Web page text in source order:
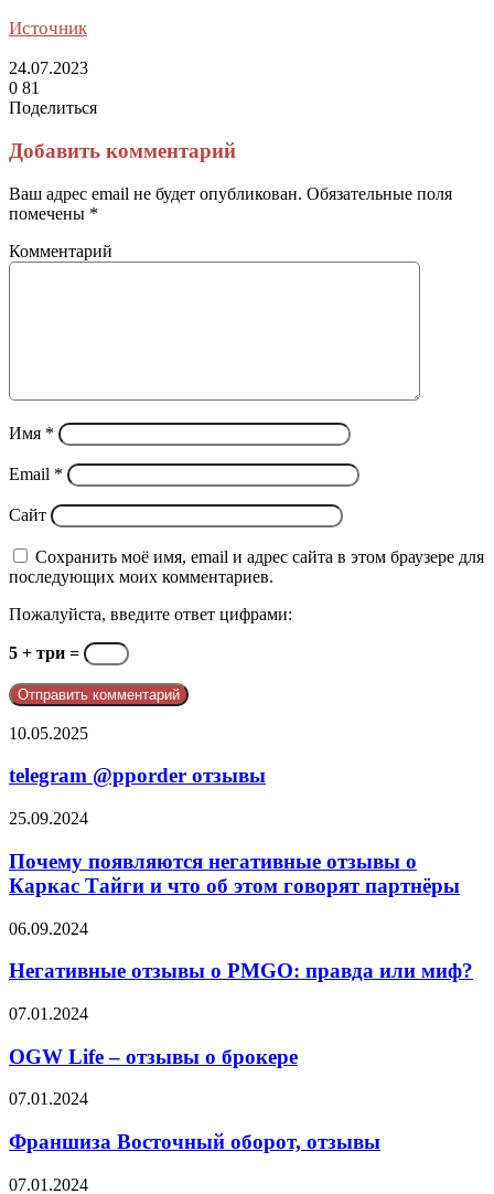
Источник
24.07.2023
0 81
Поделиться
через
электронную
почту
Добавить комментарий
Ваш адрес email не будет опубликован. Обязательные поля
помечены *
Комментарий
Имя *
Email *
Сайт
Сохранить моё имя, email и адрес сайта в этом браузере для
последующих моих комментариев.
Пожалуйста, введите ответ цифрами:
5 + три =
telegram
отзывы
10.05.2025
telegram @pporder отзывы
Почему
негативные
отзывы
о
Тайги
что
этом
партнёры
25.09.2024
Почему появляются негативные отзывы о
Каркас Тайги и что об этом говорят партнёры
Негативные
о
правда
миф?
06.09.2024
Негативные отзывы о PMGO: правда или миф?
OGW
–
отзывы
о
07.01.2024
OGW Life – отзывы о брокере
Франшиза
оборот,
отзывы
07.01.2024
Франшиза Восточный оборот, отзывы
Ares
07.01.2024